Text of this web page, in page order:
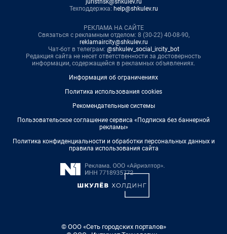
Техподдержка: help@shkulev.ru
РЕКЛАМА НА САЙТЕ
Связаться с рекламным отделом: 8 (30-22) 40-08-90,
reklamaircity@shkulev.ru
Чат-бот в телеграм: @shkulev_social_ircity_bot
Редакция сайта не несет ответственности за достоверность
информации, содержащейся в рекламных объявлениях.
Информация об ограничениях
Политика использования cookies
Рекомендательные системы
Пользовательское соглашение сервиса «Подписка без баннерной
рекламы»
Политика конфиденциальности и обработки персональных данных и
правила использования сайта
© ООО «Сеть городских порталов»